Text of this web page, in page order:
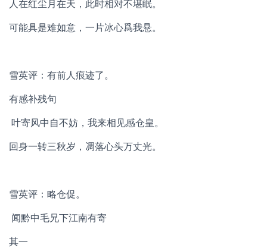
人在红尘月在天，此时相对不堪眠。
可能具是难如意，一片冰心爲我悬。
雪英评：有前人痕迹了。
有感补残句
叶寄风中自不妨，我来相见感仓皇。
回身一转三秋岁，凋落心头万丈光。
雪英评：略仓促。
闻黔中毛兄下江南有寄
其一